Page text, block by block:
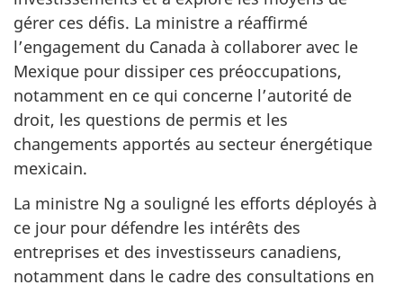
gérer ces défis. La ministre a réaffirmé
l’engagement du Canada à collaborer avec le
Mexique pour dissiper ces préoccupations,
notamment en ce qui concerne l’autorité de
droit, les questions de permis et les
changements apportés au secteur énergétique
mexicain.
La ministre Ng a souligné les efforts déployés à
ce jour pour défendre les intérêts des
entreprises et des investisseurs canadiens,
notamment dans le cadre des consultations en